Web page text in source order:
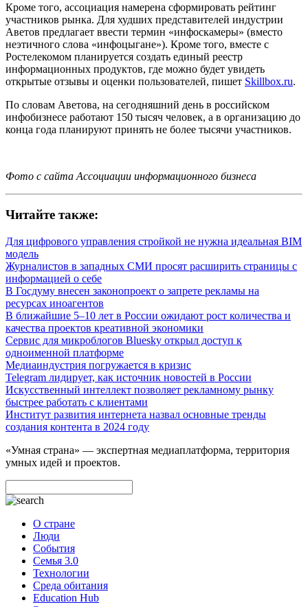
Кроме того, ассоциация намерена сформировать рейтинг
участников рынка. Для худших представителей индустрии
Аветов предлагает ввести термин «инфоскамеры» (вместо
неэтичного слова «инфоцыгане»). Кроме того, вместе с
Ростелекомом планируется создать единый реестр
информационных продуктов, где можно будет увидеть
открытые отзывы и оценки пользователей, пишет Skillbox.ru.
По словам Аветова, на сегодняшний день в российском
инфобизнесе работают 150 тысяч человек, а в организацию до
конца года планируют принять не более тысячи участников.
Фото с сайта Ассоциации информационного бизнеса
Читайте также:
Для цифрового управления стройкой не нужна идеальная BIM
модель
Журналистов в западных СМИ просят расширить страницы с
информацией о себе
В Госдуму внесен законопроект о запрете рекламы на
ресурсах иноагентов
В ближайшие 5–10 лет в России ожидают рост количества и
качества проектов креативной экономики
Сервис для микроблогов Bluesky открыл доступ к
одноименной платформе
Медиаиндустрия погружается в кризис
Telegram лидирует, как источник новостей в России
Искусственный интеллект позволяет рекламному рынку
быстрее работать с клиентами
Институт развития интернета назвал основные тренды
создания контента в 2024 году
«Умная страна» — экспертная медиаплатформа, территория
умных идей и проектов.
О стране
Люди
События
Семья 3.0
Технологии
Среда обитания
Education Hub